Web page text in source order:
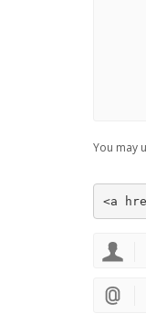
You may
<a